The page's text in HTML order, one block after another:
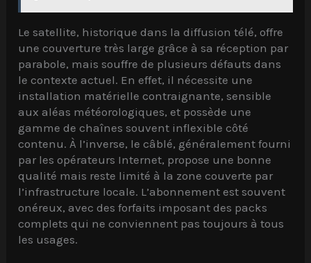
Le satellite, historique dans la diffusion télé, offre
une couverture très large grâce à sa réception par
parabole, mais souffre de plusieurs défauts dans
le contexte actuel. En effet, il nécessite une
installation matérielle contraignante, sensible
aux aléas météorologiques, et possède une
gamme de chaînes souvent inflexible côté
contenu. À l’inverse, le câblé, généralement fourni
par les opérateurs Internet, propose une bonne
qualité mais reste limité à la zone couverte par
l’infrastructure locale. L’abonnement est souvent
onéreux, avec des forfaits imposant des packs
complets qui ne conviennent pas toujours à tous
les usages.